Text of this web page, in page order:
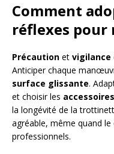
Comment
réflexes pour
Précaution et vigilance
Anticiper chaque
surface glissante.
et choisir les accessoires
la longévité de la
agréable, même quand
professionnels.